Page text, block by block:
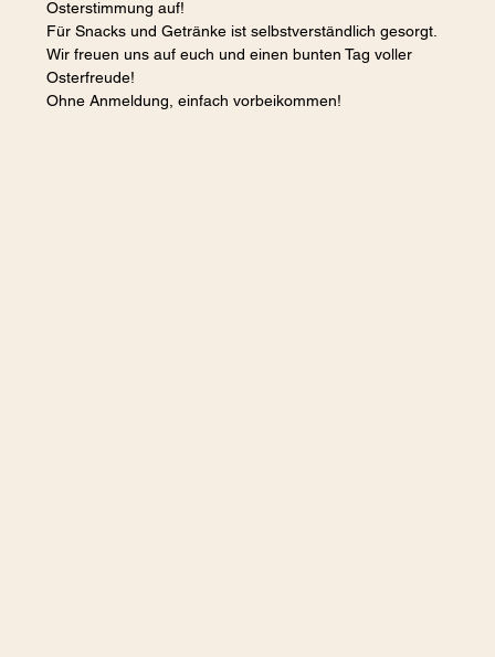
Osterstimmung auf!
Für Snacks und Getränke ist selbstverständlich gesorgt.
Wir freuen uns auf euch und einen bunten Tag voller
Osterfreude!
Ohne Anmeldung, einfach vorbeikommen!